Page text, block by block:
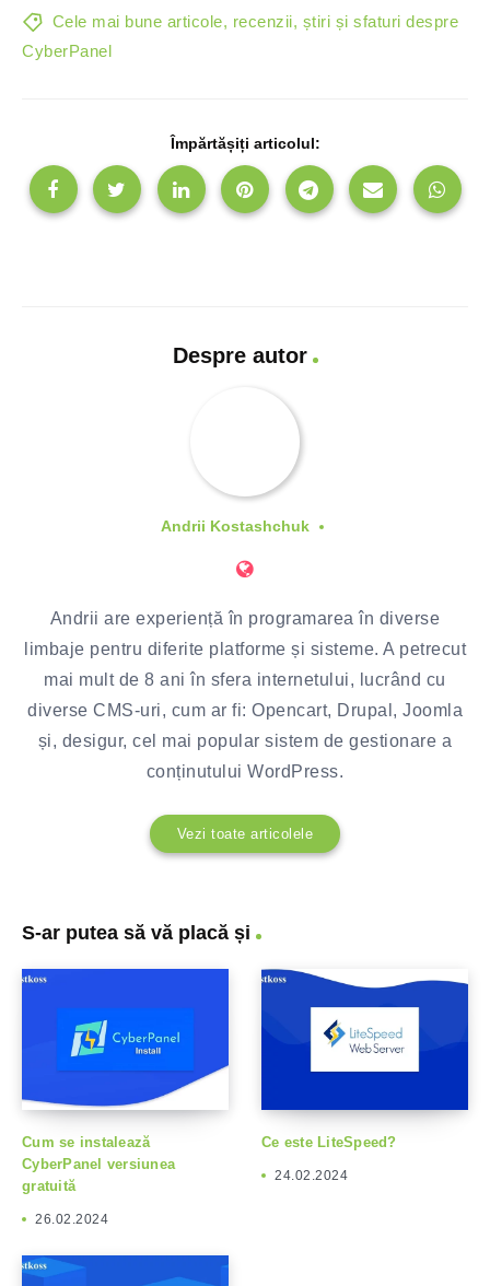
Cele mai bune articole, recenzii, știri și sfaturi despre
CyberPanel
Împărtășiți articolul:
Despre autor
Andrii Kostashchuk
Andrii are experiență în programarea în diverse
limbaje pentru diferite platforme și sisteme. A petrecut
mai mult de 8 ani în sfera internetului, lucrând cu
diverse CMS-uri, cum ar fi: Opencart, Drupal, Joomla
și, desigur, cel mai popular sistem de gestionare a
conținutului WordPress.
Vezi toate articolele
S-ar putea să vă placă și
Cum se instalează
CyberPanel versiunea
gratuită
26.02.2024
Ce este LiteSpeed?
24.02.2024